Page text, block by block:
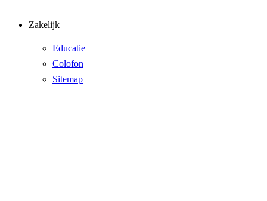
Zakelijk
Educatie
Colofon
Sitemap